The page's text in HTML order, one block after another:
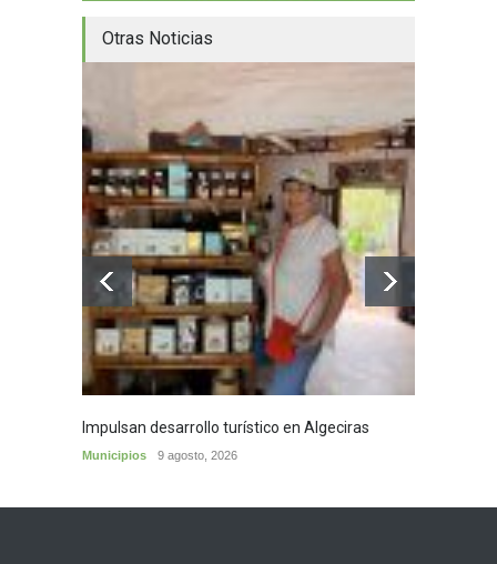
Otras Noticias
Impulsan desarrollo turístico en Algeciras
Municipios 9 agosto, 2026